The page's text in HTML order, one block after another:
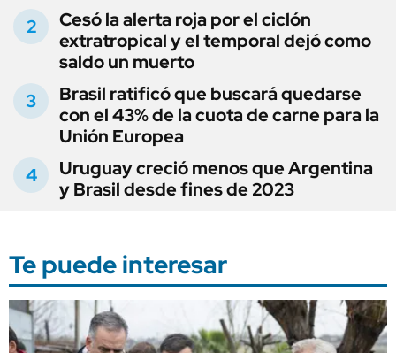
Cesó la alerta roja por el ciclón
extratropical y el temporal dejó como
saldo un muerto
Brasil ratificó que buscará quedarse
con el 43% de la cuota de carne para la
Unión Europea
Uruguay creció menos que Argentina
y Brasil desde fines de 2023
Te puede interesar